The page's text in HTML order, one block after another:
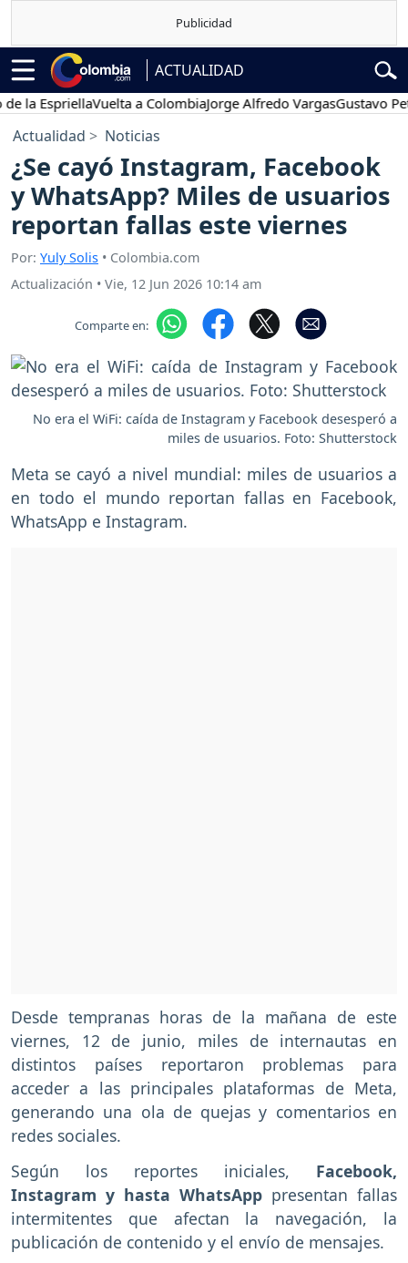
ACTUALIDAD
EspriellaVuelta a ColombiaJorge Alfredo VargasGustavo Petro
Actualidad Noticias
¿Se cayó Instagram, Facebook
y WhatsApp? Miles de usuarios
reportan fallas este viernes
Por: Yuly Solis • Colombia.com
Actualización • Vie, 12 Jun 2026 10:14 am
Comparte en:
No era el WiFi: caída de Instagram y Facebook desesperó a
miles de usuarios. Foto: Shutterstock
Meta se cayó a nivel mundial: miles de usuarios a
en todo el mundo reportan fallas en Facebook,
WhatsApp e Instagram.
Desde tempranas horas de la mañana de este
viernes, 12 de junio, miles de internautas en
distintos países reportaron problemas para
acceder a las principales plataformas de Meta,
generando una ola de quejas y comentarios en
redes sociales.
Según los reportes iniciales, Facebook,
Instagram y hasta WhatsApp presentan fallas
intermitentes que afectan la navegación, la
publicación de contenido y el envío de mensajes.